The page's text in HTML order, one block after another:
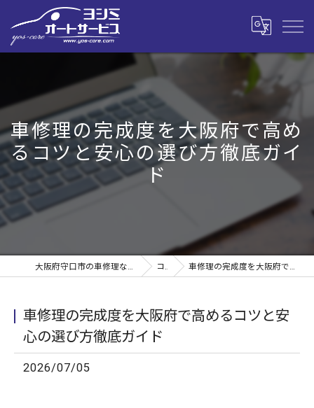
車修理の完成度を大阪府で高め
るコツと安心の選び方徹底ガイ
ド
大阪府守口市の車修理なら株式会社ヨシミオートサービス コラム 車修理の完成度を大阪府で高めるコツと安心の選び方徹底ガイド
車修理の完成度を大阪府で高めるコツと安
心の選び方徹底ガイド
2026/07/05